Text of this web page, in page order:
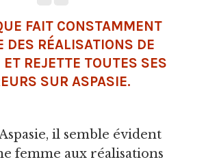
FAIT CONSTAMMENT
DES RÉALISATIONS DE
ET REJETTE TOUTES SES
SUR ASPASIE.
il semble évident
femme aux réalisations